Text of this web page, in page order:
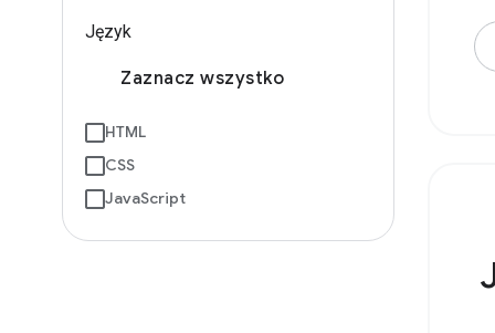
Język
Zaznacz wszystko
HTML
CSS
JavaScript